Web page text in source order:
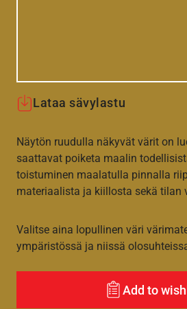
Lataa sävylastu
Näytön ruudulla näkyvät värit on
saattavat poiketa maalin
toistuminen maalatulla pinnalla
materiaalista ja kiillosta sekä tilan
Valitse aina lopullinen väri
ympäristössä ja niissä
Add to